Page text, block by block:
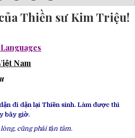
Thiền sư Kim Triệu!
Nam
đi dặn lại Thiền sinh. Làm được thì
bây giờ.
cũng phải tận tâm.